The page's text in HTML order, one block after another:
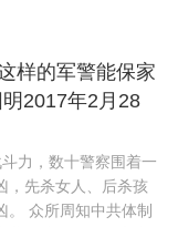
样的军警能保家
2017年2月28
力，数十警察围着一
，先杀女人、后杀孩
众所周知中共体制